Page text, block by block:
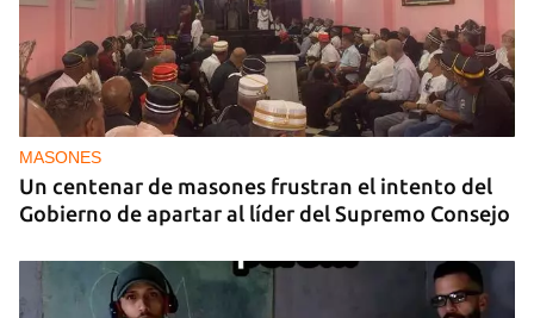
MASONES
Un centenar de masones frustran el intento del
Gobierno de apartar al líder del Supremo Consejo